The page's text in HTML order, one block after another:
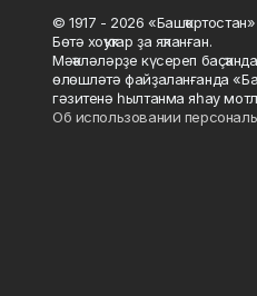
© 1917 - 2026 «Башҡортостан»
Бөтә хоҡуҡтар ҙа яҡланған.
Мәҡәләләрҙе күсереп
өлөшләтә файҙаланғанда
гәзитенә һылтанма яһау
Об использовании